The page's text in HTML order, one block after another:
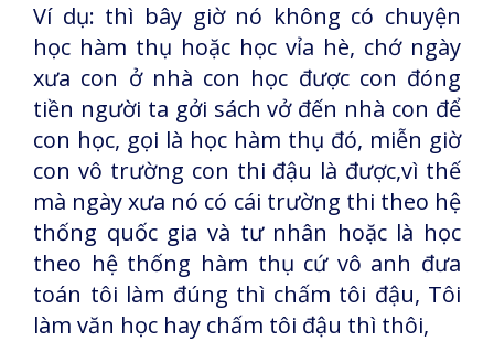
Ví dụ: thì bây giờ nó không có chuyện
học hàm thụ hoặc học vỉa hè, chớ ngày
xưa con ở nhà con học được con đóng
tiền người ta gởi sách vở đến nhà con để
con học, gọi là học hàm thụ đó, miễn giờ
con vô trường con thi đậu là được,vì thế
mà ngày xưa nó có cái trường thi theo hệ
thống quốc gia và tư nhân hoặc là học
theo hệ thống hàm thụ cứ vô anh đưa
toán tôi làm đúng thì chấm tôi đậu, Tôi
làm văn học hay chấm tôi đậu thì thôi,